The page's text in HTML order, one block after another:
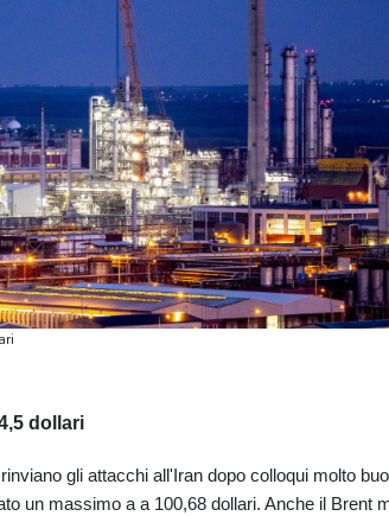
dollari
gli attacchi all'Iran dopo colloqui molto
un massimo a a 100,68 dollari. Anche il Brent